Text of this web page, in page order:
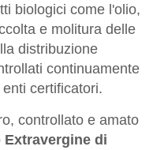
biologici come l'olio,
e molitura delle
distribuzione
continuamente
certificatori.
controllato e amato
Extravergine di